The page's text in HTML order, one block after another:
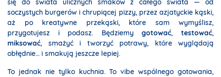
się do świata ulicznych smaków z całego świata — od
soczystych burgerów i chrupiącej pizzy, przez azjatyckie kąski,
aż po kreatywne przekąski, które sam wymyślisz,
przygotujesz i podasz. Będziemygotować,testować,
miksować, smażyć i tworzyć potrawy, które wyglądają
obłędnie… i smakują jeszcze lepiej.
To jednak nie tylko kuchnia. To vibe wspólnego gotowania,